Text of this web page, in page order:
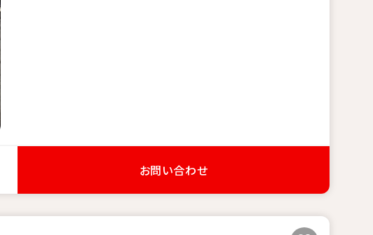
お問い合わせ